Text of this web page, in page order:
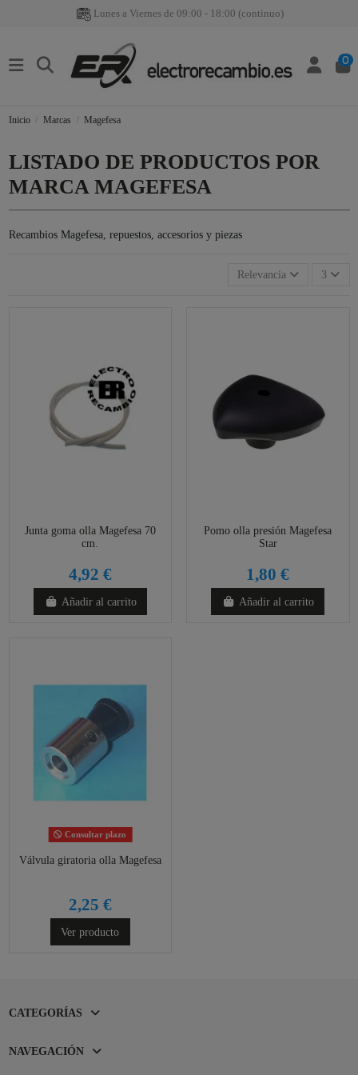
Lunes a Viernes de 09:00 - 18:00 (continuo)
0
Inicio Marcas Magefesa
LISTADO DE PRODUCTOS POR
MARCA MAGEFESA
Recambios Magefesa, repuestos, accesorios y piezas
Relevancia 3
Junta goma olla Magefesa 70
cm.
4,92 €
Añadir al carrito
Pomo olla presión Magefesa
Star
1,80 €
Añadir al carrito
Consultar plazo
Válvula giratoria olla Magefesa
2,25 €
Ver producto
CATEGORÍAS
NAVEGACIÓN